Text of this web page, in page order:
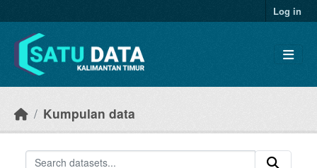
Log in
Kumpulan data